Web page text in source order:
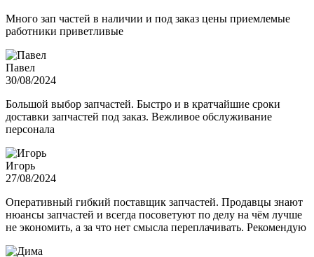
Много зап частей в наличии и под заказ цены приемлемые
работники приветливые
Павел
30/08/2024
Большой выбор запчастей. Быстро и в кратчайшие сроки
доставки запчастей под заказ. Вежливое обслуживание
персонала
Игорь
27/08/2024
Оперативный гибкий поставщик запчастей. Продавцы знают
нюансы запчастей и всегда посоветуют по делу на чём лучше
не экономить, а за что нет смысла переплачивать. Рекомендую